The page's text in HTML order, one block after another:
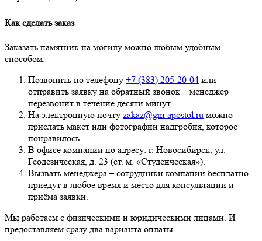
Как сделать заказ
Заказать памятник на могилу можно любым удобным
способом:
Позвонить по телефону +7 (383) 205-20-04 или
отправить заявку на обратный звонок – менеджер
перезвонит в течение десяти минут.
На электронную почту zakaz@gm-apostol.ru можно
прислать макет или фотографии надгробия, которое
понравилось.
В офисе компании по адресу: г. Новосибирск, ул.
Геодезическая, д. 23 (ст. м. «Студенческая»).
Вызвать менеджера – сотрудники компании бесплатно
приедут в любое время и место для консультации и
приёма заявки.
Мы работаем с физическими и юридическими лицами. И
предоставляем сразу два варианта оплаты.